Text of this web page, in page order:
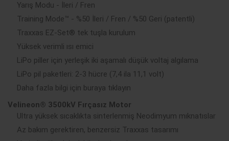
Yarış Modu - İleri / Fren
Training Mode™ - %50 İleri / Fren / %50 Geri (patentli)
Traxxas EZ-Set® tek tuşla kurulum
Yüksek verimli ısı emici
LiPo piller için yerleşik iki aşamalı düşük voltaj algılama
LiPo pil paketleri: 2-3 hücre (7,4 ila 11,1 volt)
Daha fazla bilgi için buraya tıklayın
Velineon® 3500kV Fırçasız Motor
Ultra yüksek sıcaklıkta sinterlenmiş Neodimyum mıknatıslar
Az bakım gerektiren, benzersiz Traxxas tasarımı